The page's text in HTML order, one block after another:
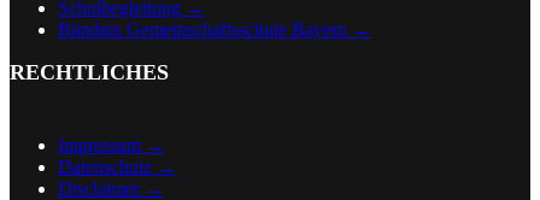
Schulbegleitung →
Bündnis Gemeinschaftsschule Bayern →
RECHTLICHES
Impressum →
Datenschutz →
Disclaimer→